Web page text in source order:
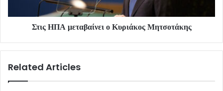
Στις ΗΠΑ μεταβαίνει ο Κυριάκος Μητσοτάκης
Related Articles